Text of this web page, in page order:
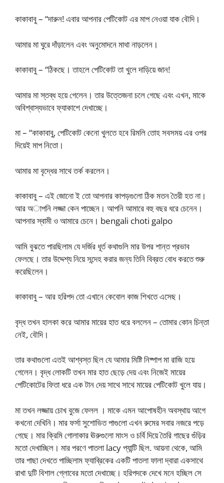
কাকাবাবু – “দারুন! এবার আপনার পেটিকোট এর মাপ নেওয়া যাক বৌদি।
আমার মা ঘুরে দাঁড়ালেন এবং অনুমোদনে মাথা নাড়লেন।
কাকাবাবু – “ঠিকছে। তাহলে পেটিকোট তা খুলে দাড়িয়ে জান!
আমার মা স্তব্ধ হয়ে গেলেন। তার উত্তেজনা চলে গেছে এবং এখন, মাকে
অবিশ্বাস্যভাবে ফ্যাকাশে দেখাচ্ছে।
মা – “কাকাবাবু, পেটিকোট কেনো খুলতে হবে রিমলি তোহ সবসময় এর ওপর
দিয়েই মাপ নিতো।
আমার মা বৃদ্ধের সাথে তর্ক করলেন।
কাকাবাবু – এই জোনো ই তো আপনার কাপড়গুলো ঠিক মতন তৈরী হত না।
আর অাপনি লজ্জা কেন পাচ্ছেন। আপনি আমারে বহু বছর ধরে চেনেন।
আপনার স্বামী ও আমারে চেনে। bengali choti galpo
আমি বুঝতে পারছিলাম যে দর্জির ধূর্ত কথাগুলি মার উপর শান্ত প্রভাব
ফেলছে। তার উদ্দেশ্য নিয়ে সন্দেহ করার জন্য তিনি বিব্রত বোধ করতে শুরু
করেছিলেন।
কাকাবাবু – আর হরিপদ তো এখানে কেবোল কাজ শিখতে এসেছ।
বৃদ্ধ তখন হালকা করে আমার মায়ের হাত ধরে বললেন – তোমার কোন চিন্তা
নেই, বৌদি।
তার কথাগুলো এতই আশ্বস্ত ছিল যে আমার মিষ্টি নিষ্পাপ মা রাজি হয়ে
গেলেন। বৃদ্ধ লোকটি তখন মার হাত ছেড়ে দেয় এবং নিজেই মায়ের
পেটিকোটের ফিতা ধরে এক টান দেয় সাথে সাথে মায়ের পেটিকোট খুলে যায়।
মা তখন লজ্জায় চোখ বুজে ফেলল । মাকে এমন আপোষহীন অবস্থায় আগে
কখনো দেখিনি। মার ফর্সা সুশোভিত পাগুলো এখন রুমের সবার নজরে পড়ে
গেছে। মার ক্রিমি গোলাকার ঊরুগুলো মাংস ও চর্বি দিয়ে তৈরি গাছের গুঁড়ির
মতো দেখাচ্ছিল। মার পরণে পাতলা lacy প্যান্টি ছিল. আয়না থেকে, আমি
তার পাছা দেখতে পাচ্ছিলাম ফ্যাব্রিকের একটি পাতলা ফালা দ্বারা একসাথে
রাখা দুটি বিশাল গ্লোবের মতো দেখাচ্ছে। হরিপদকে দেখে মনে হচ্ছিল সে